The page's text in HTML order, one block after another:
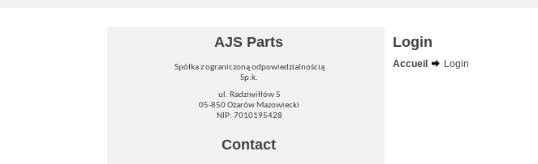
AJS Parts
Spółka z ograniczoną odpowiedzialnością
Sp.k.
ul. Radziwiłłów 5
05-850 Ożarów Mazowiecki
NIP: 7010195428
Contact
Login
Accueil
Login